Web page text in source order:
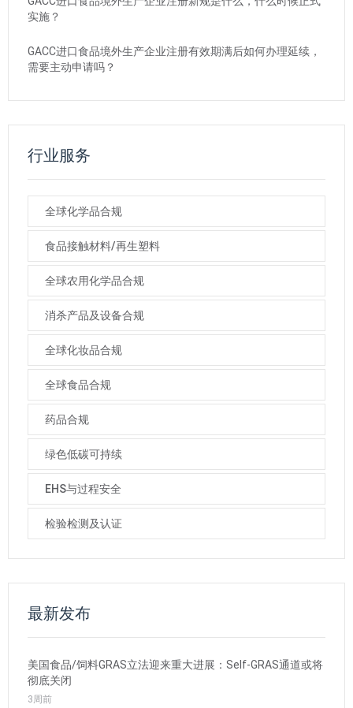
实施？
GACC进口食品境外生产企业注册有效期满后如何办理延续，
需要主动申请吗？
行业服务
全球化学品合规
食品接触材料/再生塑料
全球农用化学品合规
消杀产品及设备合规
全球化妆品合规
全球食品合规
药品合规
绿色低碳可持续
EHS与过程安全
检验检测及认证
最新发布
美国食品/饲料GRAS立法迎来重大进展：Self-GRAS通道或将
彻底关闭
3周前